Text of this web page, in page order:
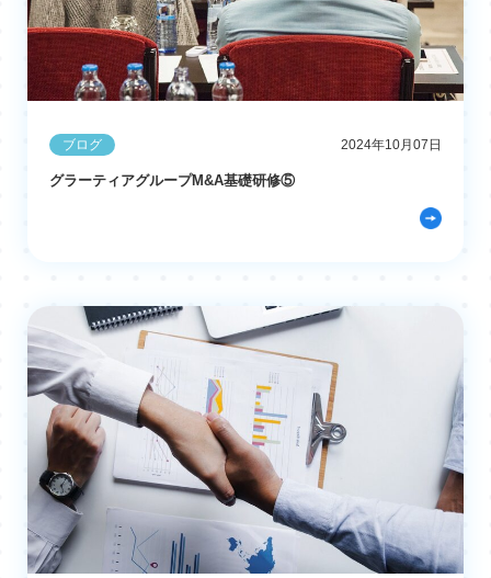
ブログ 2024年10月07日
グラーティアグループM&A基礎研修⑤